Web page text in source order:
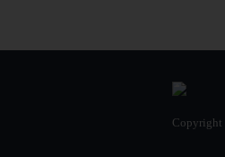
Copyright